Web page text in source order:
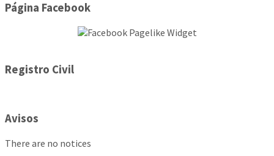
Página Facebook
Registro Civil
Avisos
There are no notices